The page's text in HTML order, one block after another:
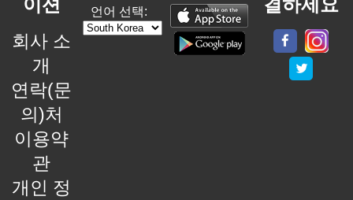
회사 소
개
연락(문
의)처
이용약
관
개인 정
언어 선택: